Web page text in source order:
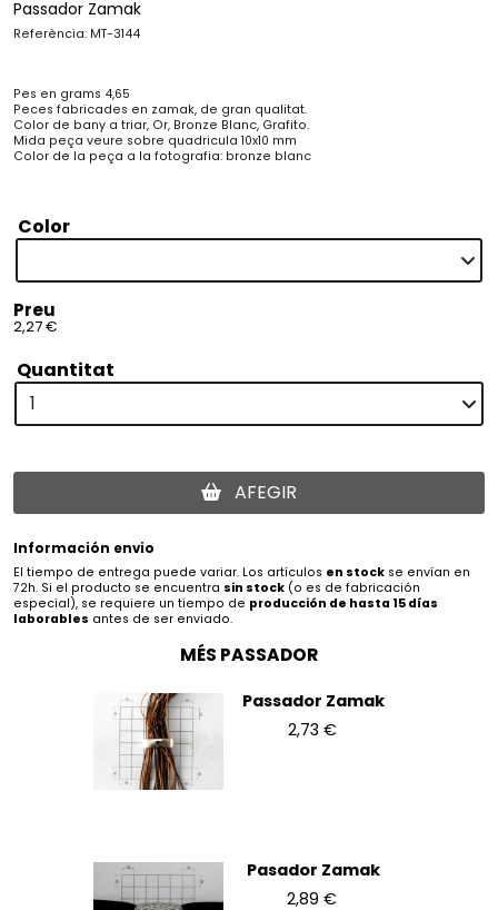
Passador Zamak
Referència: MT-3144
Pes en grams 4,65
Peces fabricades en zamak, de gran qualitat.
Color de bany a triar, Or, Bronze Blanc, Grafito.
Mida peça veure sobre quadricula 10x10 mm
Color de la peça a la fotografia: bronze blanc
Color
Preu
2,27 €
Quantitat
AFEGIR
Información envio
El tiempo de entrega puede variar. Los artículos en stock se envían en
72h. Si el producto se encuentra sin stock (o es de fabricación
especial), se requiere un tiempo de producción de hasta 15 días
laborables antes de ser enviado.
MÉS PASSADOR
Passador Zamak
2,73 €
Pasador Zamak
2,89 €